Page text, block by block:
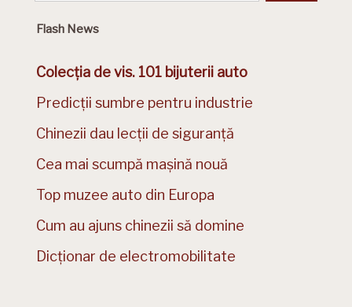
Flash News
Colecția de vis. 101 bijuterii auto
Predicții sumbre pentru industrie
Chinezii dau lecții de siguranță
Cea mai scumpă mașină nouă
Top muzee auto din Europa
Cum au ajuns chinezii să domine
Dicționar de electromobilitate